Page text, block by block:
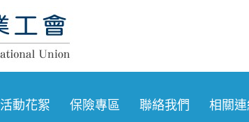
活動花絮 保險專區 聯絡我們 相關